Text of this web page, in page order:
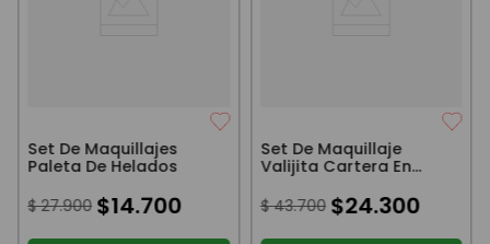
Set De Maquillajes
Paleta De Helados
$ 27.900 $14.700
Set De Maquillaje
Valijita Cartera En
Caja Tiny
$ 43.700 $24.300